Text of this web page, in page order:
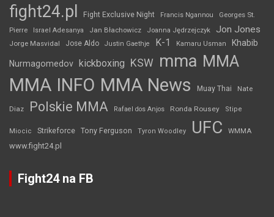
fight24.pl Fight Exclusive Night Francis Ngannou
Georges St.
Pierre
Israel Adesanya Jan Błachowicz Joanna Jędrzejczyk Jon Jones
Jorge Masvidal Jose Aldo Justin Gaethje K-1 Kamaru Usman Khabib
Nurmagomedov kickboxing KSW mma MMA
MMA INFO MMA News Muay Thai Nate
Diaz Polskie MMA Rafael dos Anjos Ronda Rousey Stipe
Miocic Strikeforce Tony Ferguson Tyron Woodley UFC WMMA
www.fight24.pl
Fight24 na FB